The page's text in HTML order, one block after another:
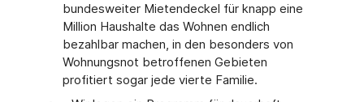
bundesweiter Mietendeckel für knapp eine
Million Haushalte das Wohnen endlich
bezahlbar machen, in den besonders von
Wohnungsnot betroffenen Gebieten
profitiert sogar jede vierte Familie.​